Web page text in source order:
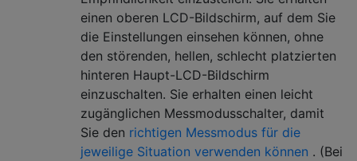
einen oberen LCD-Bildschirm, auf dem Sie
die Einstellungen einsehen können, ohne
den störenden, hellen, schlecht platzierten
hinteren Haupt-LCD-Bildschirm
einzuschalten. Sie erhalten einen leicht
zugänglichen Messmodusschalter, damit
Sie den richtigen Messmodus für die
jeweilige Situation verwenden können . (Bei